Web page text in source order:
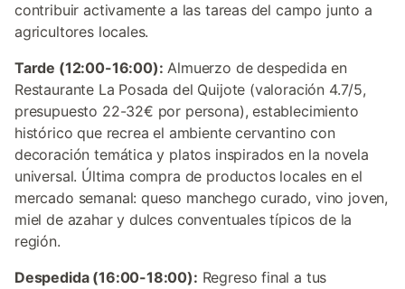
contribuir activamente a las tareas del campo junto a
agricultores locales.
Tarde (12:00-16:00): Almuerzo de despedida en
Restaurante La Posada del Quijote (valoración 4.7/5,
presupuesto 22-32€ por persona), establecimiento
histórico que recrea el ambiente cervantino con
decoración temática y platos inspirados en la novela
universal. Última compra de productos locales en el
mercado semanal: queso manchego curado, vino joven,
miel de azahar y dulces conventuales típicos de la
región.
Despedida (16:00-18:00): Regreso final a tus